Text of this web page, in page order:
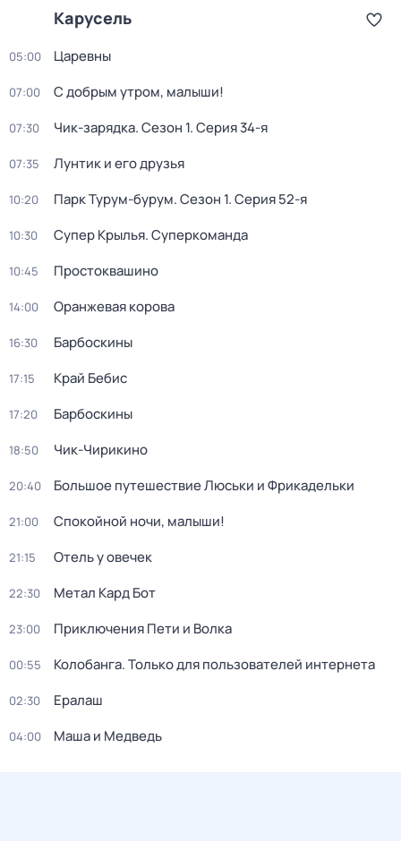
Карусель
05:00 Царевны
07:00 С добрым утром, малыши!
07:30 Чик-зарядка. Сезон 1. Серия 34-я
07:35 Лунтик и его друзья
10:20 Парк Турум-бурум. Сезон 1. Серия 52-я
10:30 Супер Крылья. Суперкоманда
10:45 Простоквашино
14:00 Оранжевая корова
16:30 Барбоскины
17:15 Край Бебис
17:20 Барбоскины
18:50 Чик-Чирикино
20:40 Большое путешествие Люськи и Фрикадельки
21:00 Спокойной ночи, малыши!
21:15 Отель у овечек
22:30 Метал Кард Бот
23:00 Приключения Пети и Волка
00:55 Колобанга. Только для пользователей интернета
02:30 Ералаш
04:00 Маша и Медведь